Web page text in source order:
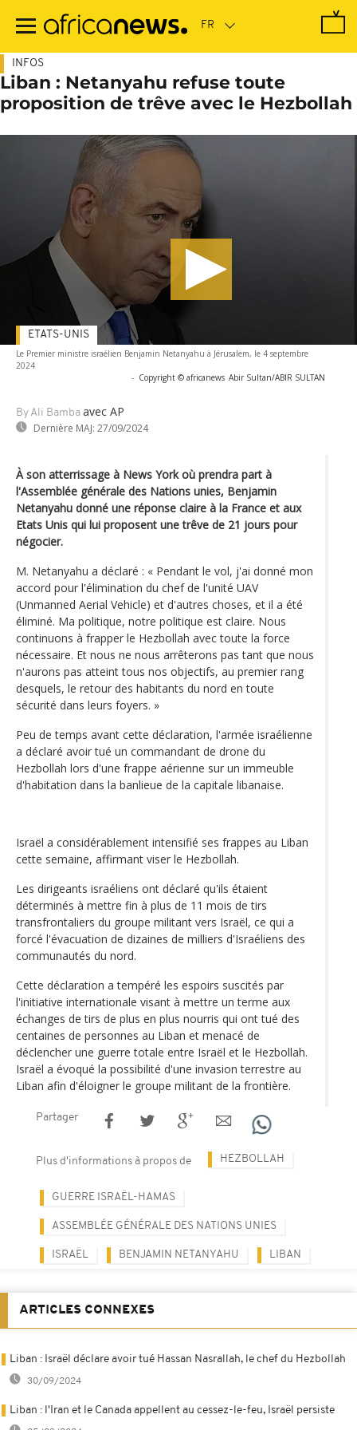
contenu
INFOS
Liban : Netanyahu refuse toute
proposition de trêve avec le Hezbollah
Le Premier ministre israélien Benjamin Netanyahu à Jérusalem, le 4 septembre
2024
- Copyright © africanews Abir Sultan/ABIR SULTAN
By Ali Bamba avec AP
Dernière MAJ: 27/09/2024
ETATS-UNIS
À son atterrissage à News York où prendra part à
l'Assemblée générale des Nations unies, Benjamin
Netanyahu donné une réponse claire à la France et aux
Etats Unis qui lui proposent une trêve de 21 jours pour
négocier.
M. Netanyahu a déclaré : « Pendant le vol, j'ai donné mon
accord pour l'élimination du chef de l'unité UAV
(Unmanned Aerial Vehicle) et d'autres choses, et il a été
éliminé. Ma politique, notre politique est claire. Nous
continuons à frapper le Hezbollah avec toute la force
nécessaire. Et nous ne nous arrêterons pas tant que nous
n'aurons pas atteint tous nos objectifs, au premier rang
desquels, le retour des habitants du nord en toute
sécurité dans leurs foyers. »
Peu de temps avant cette déclaration, l'armée israélienne
a déclaré avoir tué un commandant de drone du
Hezbollah lors d'une frappe aérienne sur un immeuble
d'habitation dans la banlieue de la capitale libanaise.
Israël a considérablement intensifié ses frappes au Liban
cette semaine, affirmant viser le Hezbollah.
Les dirigeants israéliens ont déclaré qu'ils étaient
déterminés à mettre fin à plus de 11 mois de tirs
transfrontaliers du groupe militant vers Israël, ce qui a
forcé l'évacuation de dizaines de milliers d'Israéliens des
communautés du nord.
Cette déclaration a tempéré les espoirs suscités par
l'initiative internationale visant à mettre un terme aux
échanges de tirs de plus en plus nourris qui ont tué des
centaines de personnes au Liban et menacé de
déclencher une guerre totale entre Israël et le Hezbollah.
Israël a évoqué la possibilité d'une invasion terrestre au
Liban afin d'éloigner le groupe militant de la frontière.
Partager
Plus d'informations à propos de HEZBOLLAH
GUERRE ISRAËL-HAMAS
ASSEMBLÉE GÉNÉRALE DES NATIONS UNIES
ISRAËL BENJAMIN NETANYAHU LIBAN
ARTICLES CONNEXES
Liban : Israël déclare avoir tué Hassan Nasrallah, le chef du Hezbollah
30/09/2024
Liban : l'Iran et le Canada appellent au cessez-le-feu, Israël persiste